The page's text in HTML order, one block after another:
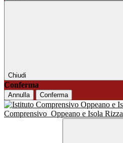
Chiudi
Conferma
Annulla Conferma
Comprensivo Oppeano e Isola Rizza